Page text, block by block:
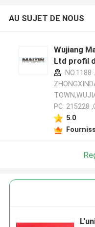
AU SUJET DE NOUS
Wujiang
Ltd profil
NO.1188，
PC: 215228
5.0